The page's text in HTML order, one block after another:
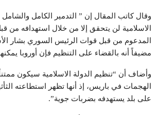
وقال كاتب المقال إن ” التدمير الكامل والشامل
الاسلامية لن يتحقق إلا من خلال استهدافه من
المدعوم من قبل قوات الرئيس السوري بشار
مضيفاً أنه بالقضاء على التنظيم فإن أوروبا
وأضاف أن “تنظيم الدولة الاسلامية سيكون
الهجمات في باريس، إذ أنها تظهر استطاعته
على بلد يستهدفه بضربات جوية”.